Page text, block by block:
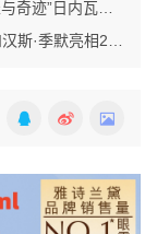
内瓦高级钟表展
国表展厅，预热即将上映的电影《F1》